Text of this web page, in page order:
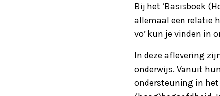
Bij het ‘Basisboek
allemaal een relatie
vo’ kun je vinden in
In deze aflevering
onderwijs. Vanuit
ondersteuning in het